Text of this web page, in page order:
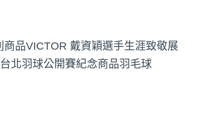
商品VICTOR 戴資穎選手生涯致敬展
台北羽球公開賽紀念商品羽毛球